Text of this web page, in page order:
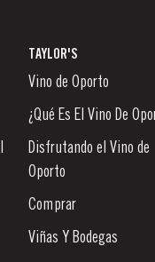
TAYLOR'S
Vino de Oporto
¿Qué Es El Vino De
Disfrutando el Vino de
Oporto
Comprar
Viñas Y Bodegas